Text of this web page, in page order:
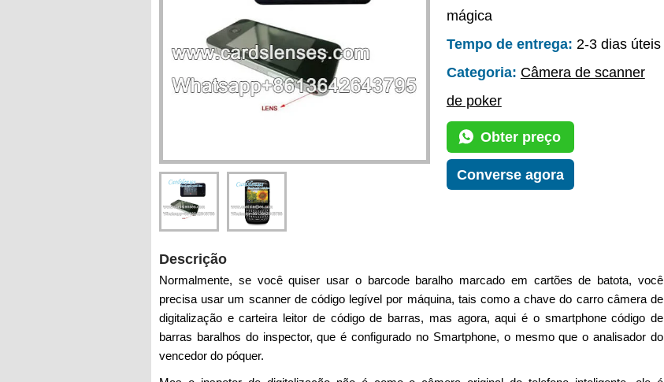
mágica
Tempo de entrega: 2-3 dias úteis
Categoria: Câmera de scanner
de poker
Obter preço
Converse agora
Descrição
Normalmente, se você quiser usar o barcode baralho marcado em cartões de batota, você
precisa usar um scanner de código legível por máquina, tais como a chave do carro câmera de
digitalização e carteira leitor de código de barras, mas agora, aqui é o smartphone código de
barras baralhos do inspector, que é configurado no Smartphone, o mesmo que o analisador do
vencedor do póquer.